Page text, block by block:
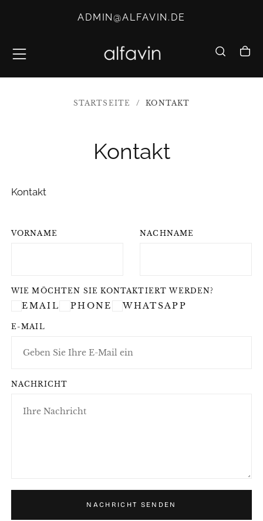
ADMIN@ALFAVIN.DE
STARTSEITE / KONTAKT
Kontakt
Kontakt
VORNAME NACHNAME
WIE MÖCHTEN SIE KONTAKTIERT WERDEN?
EMAIL PHONE WHATSAPP
E-MAIL
NACHRICHT
NACHRICHT SENDEN